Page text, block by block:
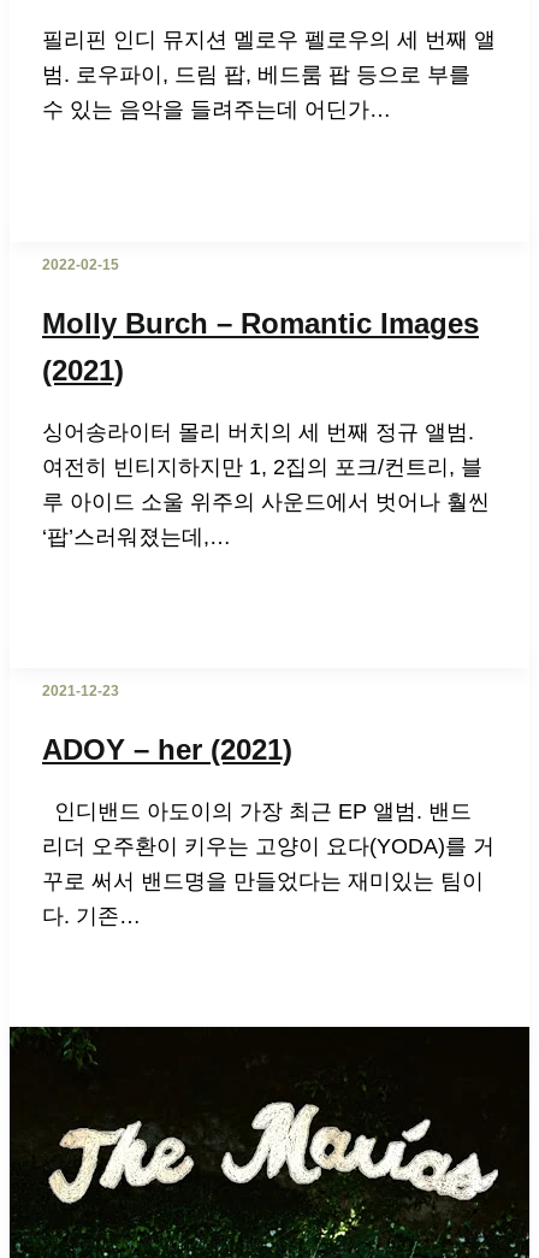
필리핀 인디 뮤지션 멜로우 펠로우의 세 번째 앨
범. 로우파이, 드림 팝, 베드룸 팝 등으로 부를
수 있는 음악을 들려주는데 어딘가…
2022-02-15
Molly Burch – Romantic Images
(2021)
싱어송라이터 몰리 버치의 세 번째 정규 앨범.
여전히 빈티지하지만 1, 2집의 포크/컨트리, 블
루 아이드 소울 위주의 사운드에서 벗어나 훨씬
‘팝’스러워졌는데,…
2021-12-23
ADOY – her (2021)
인디밴드 아도이의 가장 최근 EP 앨범. 밴드
리더 오주환이 키우는 고양이 요다(YODA)를 거
꾸로 써서 밴드명을 만들었다는 재미있는 팀이
다. 기존…